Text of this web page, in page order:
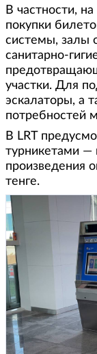
В частности,
покупки
системы, залы
санитарно-
участки. Для
эскалаторы, а
потребностей
В LRT
турникетами —
произведения
тенге.